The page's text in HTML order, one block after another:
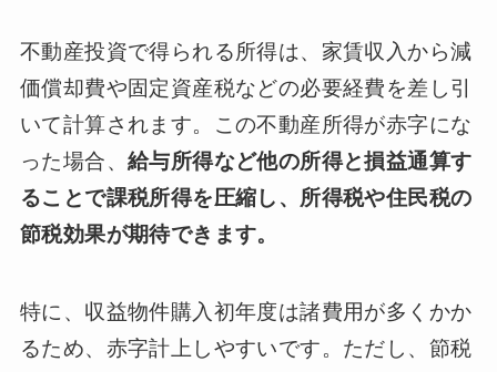
不動産投資で得られる所得は、家賃収入から減
価償却費や固定資産税などの必要経費を差し引
いて計算されます。この不動産所得が赤字にな
った場合、 給与所得など他の所得と損益通算す
ることで課税所得を圧縮し、所得税や住民税の
節税効果が期待できます。
特に、収益物件購入初年度は諸費用が多くかか
るため、赤字計上しやすいです。ただし、節税